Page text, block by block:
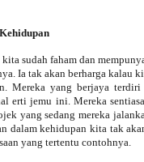
kita sudah faham dan
Ia tak akan berharga kalau
Mereka yang berjaya
erti jemu ini. Mereka
yang sedang mereka
dalam kehidupan kita tak
yang tertentu contohnya.